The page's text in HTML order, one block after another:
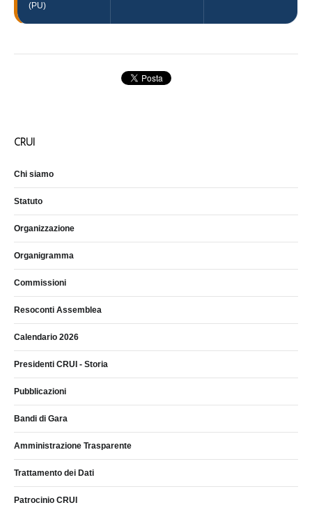
(PU)
CRUI
Chi siamo
Statuto
Organizzazione
Organigramma
Commissioni
Resoconti Assemblea
Calendario 2026
Presidenti CRUI - Storia
Pubblicazioni
Bandi di Gara
Amministrazione Trasparente
Trattamento dei Dati
Patrocinio CRUI